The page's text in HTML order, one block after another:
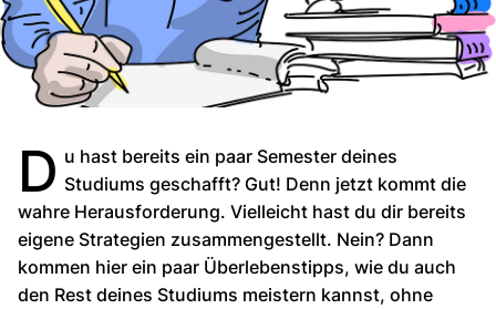
D u hast bereits ein paar Semester deines
Studiums geschafft? Gut! Denn jetzt kommt die
wahre Herausforderung. Vielleicht hast du dir bereits
eigene Strategien zusammengestellt. Nein? Dann
kommen hier ein paar Überlebenstipps, wie du auch
den Rest deines Studiums meistern kannst, ohne